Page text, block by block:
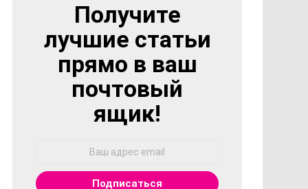
NEWSLETTER
Получите
лучшие статьи
прямо в ваш
почтовый
ящик!